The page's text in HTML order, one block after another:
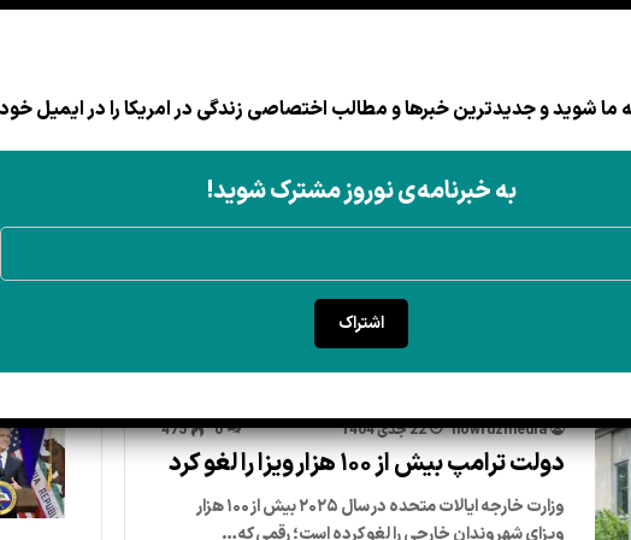
بهداشت مهاجرت اقتصاد قانون منابع برای مهاجران زندگی در امریکا
nowruzmedia 22 جدی 1404 0
475
دولت ترامپ بیش از ۱۰۰ هزار ویزا را لغو کرد
وزارت خارجه ایالات متحده در سال ۲۰۲۵ بیش از ۱۰۰ هزار
ویزای شهروندان خارجی را لغو کرده است؛ رقمی که…
شوید و جدیدترین خبرها و مطالب اختصاصی زندگی در امریکا را در ایمیل
به خبرنامه‌ی نوروز مشترک شوید!
اشتراک